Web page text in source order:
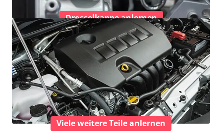
Drosselkappe anlernen
Viele weitere Teile anlernen